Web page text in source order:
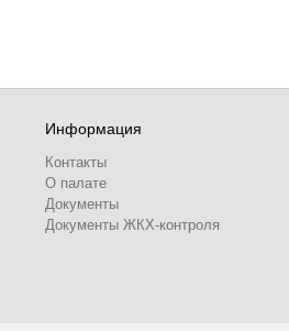
Информация
Контакты
О палате
Документы
Документы ЖКХ-контроля